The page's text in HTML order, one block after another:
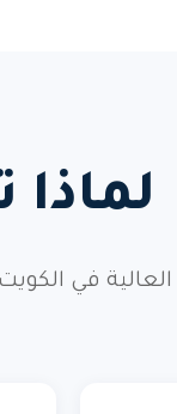
العالية في